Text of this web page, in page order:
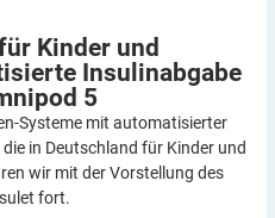
Kinder und
Insulinabgabe
5
Systeme mit automatisierter
in Deutschland für Kinder und
wir mit der Vorstellung des
fort.